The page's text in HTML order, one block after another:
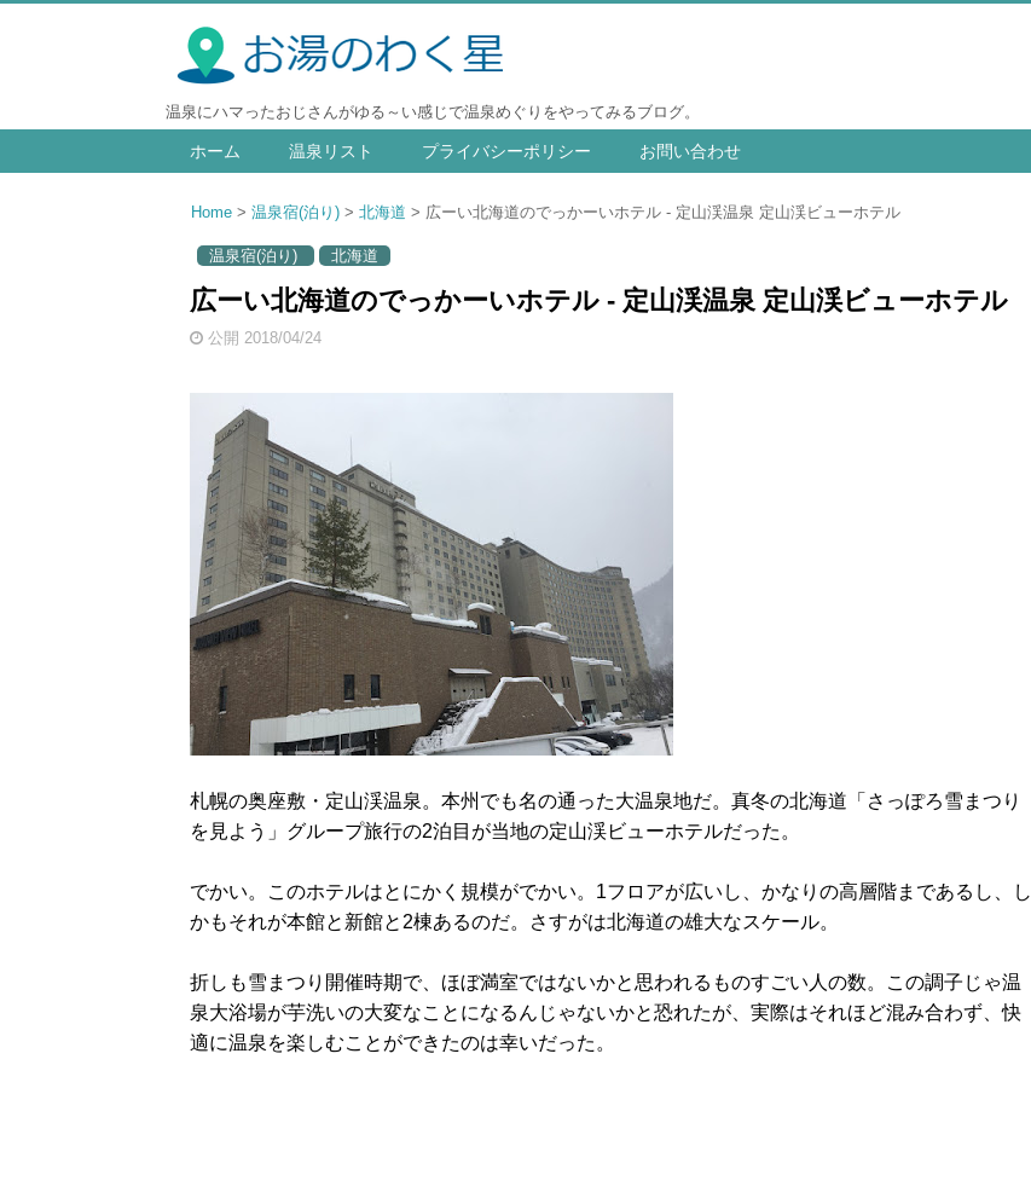
温泉にハマったおじさんがゆる～い感じで温泉めぐりをやってみるブログ。
ホーム 温泉リスト プライバシーポリシー お問い合わせ
Home 温泉宿(泊り) 北海道 広ーい北海道のでっかーいホテル - 定山渓温泉 定山渓ビューホテル
温泉宿(泊り) 北海道
広ーい北海道のでっかーいホテル - 定山渓温泉 定山渓ビューホテル
公開 2018/04/24
札幌の奥座敷・定山渓温泉。本州でも名の通った大温泉地だ。真冬の北海道「さっぽろ雪まつり
を見よう」グループ旅行の2泊目が当地の定山渓ビューホテルだった。
でかい。このホテルはとにかく規模がでかい。1フロアが広いし、かなりの高層階まであるし、し
かもそれが本館と新館と2棟あるのだ。さすがは北海道の雄大なスケール。
折しも雪まつり開催時期で、ほぼ満室ではないかと思われるものすごい人の数。この調子じゃ温
泉大浴場が芋洗いの大変なことになるんじゃないかと恐れたが、実際はそれほど混み合わず、快
適に温泉を楽しむことができたのは幸いだった。